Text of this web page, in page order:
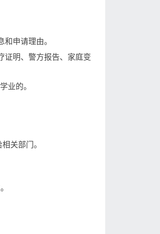
申请理由。
证明、警方报告、家庭变
业的。
关部门。